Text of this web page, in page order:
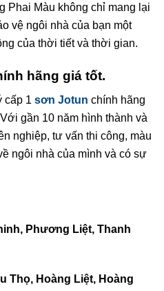
Phai Màu không chỉ mang lại
vệ ngôi nhà của bạn một
của thời tiết và thời gian.
hãng giá tốt.
cấp 1 sơn Jotun chính hãng
gần 10 năm hình thành và
nghiệp, tư vấn thi công, màu
ngôi nhà của mình và có sự
Phương Liệt, Thanh
Thọ, Hoàng Liệt, Hoàng